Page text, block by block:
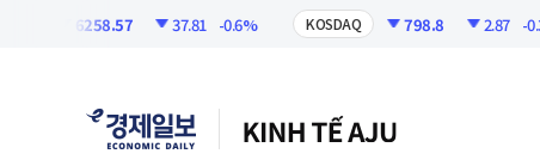
6258.57 37.81 -0.6% KOSDAQ 798.8 2.87 -0.36%